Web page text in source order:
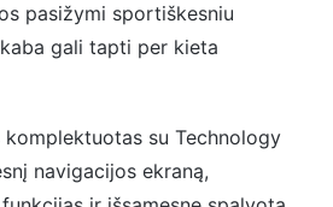
pasižymi sportiškesniu
gali tapti per kieta
su Technology
navigacijos ekraną,